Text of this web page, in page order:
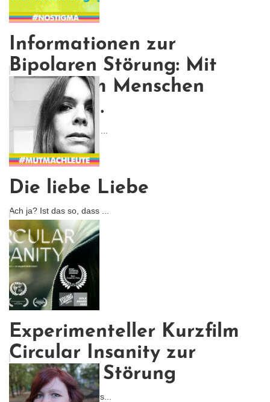
Informationen zur
Bipolaren Störung: Mit
Liebe dem Menschen
begegnen.
Die bipolare Störung ist ...
Die liebe Liebe
Ach ja? Ist das so, dass ...
Experimenteller Kurzfilm
Circular Insanity zur
Bipolaren Störung
Wie lässt sich etwas vers...